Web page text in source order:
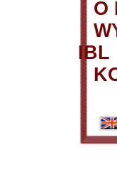
O
IBL